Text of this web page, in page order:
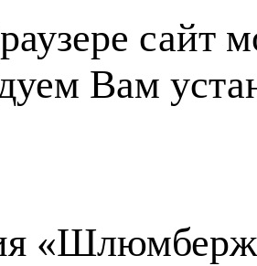
сайт
Вам